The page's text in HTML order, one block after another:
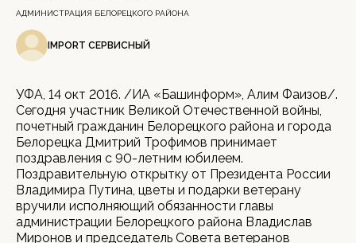
АДМИНИСТРАЦИЯ БЕЛОРЕЦКОГО РАЙОНА
IMPORT СЕРВИСНЫЙ
УФА, 14 окт 2016. /ИА «Башинформ», Алим Фаизов/.
Сегодня участник Великой Отечественной войны,
почетный гражданин Белорецкого района и города
Белорецка Дмитрий Трофимов принимает
поздравления с 90-летним юбилеем.
Поздравительную открытку от Президента России
Владимира Путина, цветы и подарки ветерану
вручили исполняющий обязанности главы
администрации Белорецкого района Владислав
Миронов и председатель Совета ветеранов